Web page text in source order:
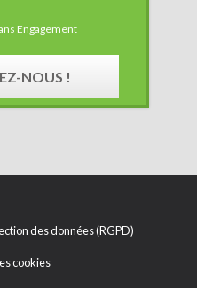
Engagement
NOUS !
des données (RGPD)
cookies